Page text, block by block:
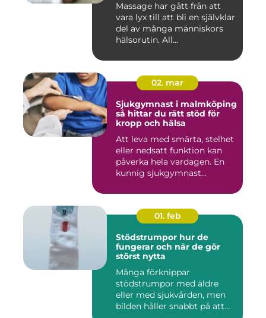
Massage har gått från att
vara lyx till att bli en självklar
del av många människors
hälsorutin. All...
02. mar
Sjukgymnast i malmköping
så hittar du rätt stöd för
kropp och hälsa
Att leva med smärta, stelhet
eller nedsatt funktion kan
påverka hela vardagen. En
kunnig sjukgymnast...
01. feb
Stödstrumpor hur de
fungerar och när de gör
störst nytta
Många förknippar
stödstrumpor med äldre
eller med sjukvården, men
bilden håller snabbt på att